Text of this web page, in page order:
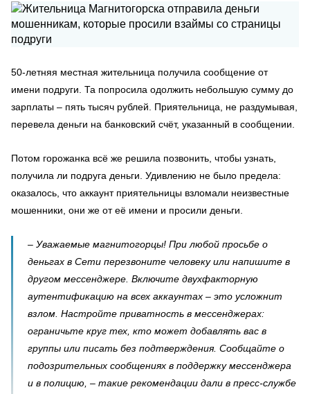
50-летняя местная жительница получила сообщение от
имени подруги. Та попросила одолжить небольшую сумму до
зарплаты – пять тысяч рублей. Приятельница, не раздумывая,
перевела деньги на банковский счёт, указанный в сообщении.
Потом горожанка всё же решила позвонить, чтобы узнать,
получила ли подруга деньги. Удивлению не было предела:
оказалось, что аккаунт приятельницы взломали неизвестные
мошенники, они же от её имени и просили деньги.
– Уважаемые магнитогорцы! При любой просьбе о
деньгах в Сети перезвоните человеку или напишите в
другом мессенджере. Включите двухфакторную
аутентификацию на всех аккаунтах – это усложнит
взлом. Настройте приватность в мессенджерах:
ограничьте круг тех, кто может добавлять вас в
группы или писать без подтверждения. Сообщайте о
подозрительных сообщениях в поддержку мессенджера
и в полицию, – такие рекомендации дали в пресс-службе